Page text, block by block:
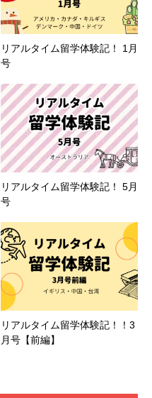
リアルタイム留学体験記！ 1月
号
リアルタイム留学体験記！ 5月
号
リアルタイム留学体験記！！3
月号【前編】